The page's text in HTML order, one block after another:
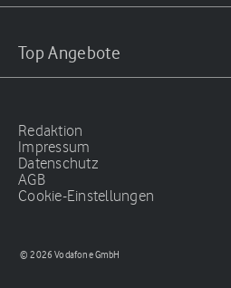
Top Angebote
Redaktion
Impressum
Datenschutz
AGB
Cookie-Einstellungen
© 2026 Vodafone GmbH